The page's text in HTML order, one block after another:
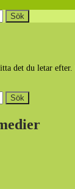
det du letar efter.